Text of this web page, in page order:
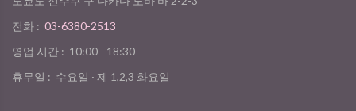
전화 : 03-6380-2513
영업 시간 : 10:00 - 18:30
휴무일 : 수요일 · 제 1,2,3 화요일